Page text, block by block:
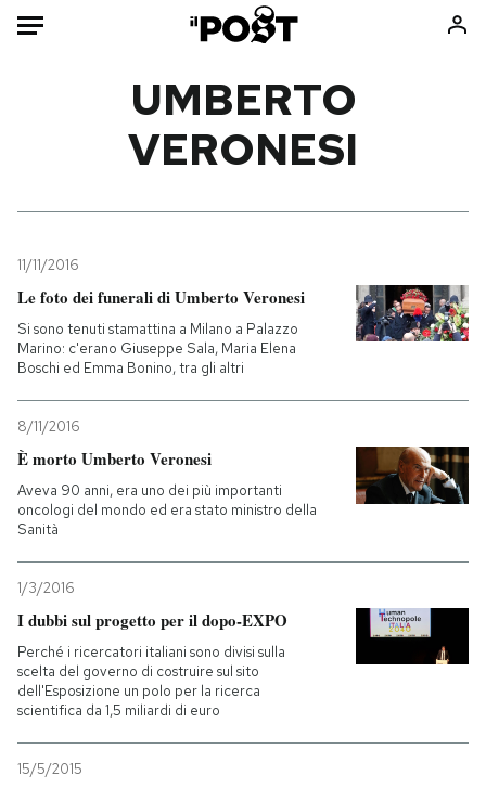
Mondo
Tecnologia
Internet
Scienza
Cultura
Economia
Sport
Libri
Ok Boomer!
Media
Altrecose
PODCAST
I MIEI PREFERITI
SHOP
UMBERTO
VERONESI
11/11/2016
Le foto dei funerali di Umberto Veronesi
Si sono tenuti stamattina a Milano a Palazzo
Marino: c'erano Giuseppe Sala, Maria Elena
Boschi ed Emma Bonino, tra gli altri
8/11/2016
È morto Umberto Veronesi
Aveva 90 anni, era uno dei più importanti
oncologi del mondo ed era stato ministro della
Sanità
1/3/2016
I dubbi sul progetto per il dopo-EXPO
Perché i ricercatori italiani sono divisi sulla
scelta del governo di costruire sul sito
dell'Esposizione un polo per la ricerca
scientifica da 1,5 miliardi di euro
15/5/2015